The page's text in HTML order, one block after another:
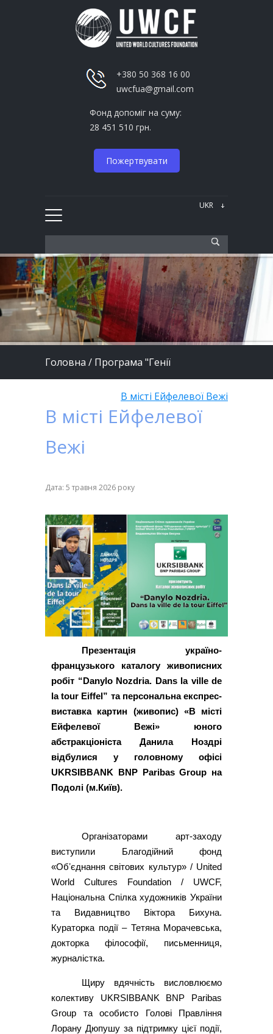
+380 50 368 16 00
uwcfua@gmail.com
Фонд допоміг на суму:
28 451 510 грн.
Пожертвувати
Головна / Програма "Генії
В місті Ейфелевої Вежі
В місті Ейфелевої
Вежі
Дата: 5 травня 2026 року
Презентація україно-
французького каталогу живописних
робіт “Danylo Nozdria. Dans la ville de
la tour Eiffel” та персональна експрес-
виставка картин (живопис) «В місті
Ейфелевої Вежі» юного
абстракціоніста Данила Ноздрі
відбулися у головному офісі
UKRSIBBANK BNP Paribas Group на
Подолі (м.Київ).
Організаторами арт-заходу
виступили Благодійний фонд
«Обʼєднання світових культур» / United
World Cultures Foundation / UWCF,
Національна Спілка художників України
та Видавництво Віктора Бихуна.
Кураторка події – Тетяна Морачевська,
докторка філософії, письменниця,
журналістка.
Щиру вдячність висловлюємо
колективу UKRSIBBANK BNP Paribas
Group та особисто Голові Правління
Лорану Дюпушу за підтримку цієї події,